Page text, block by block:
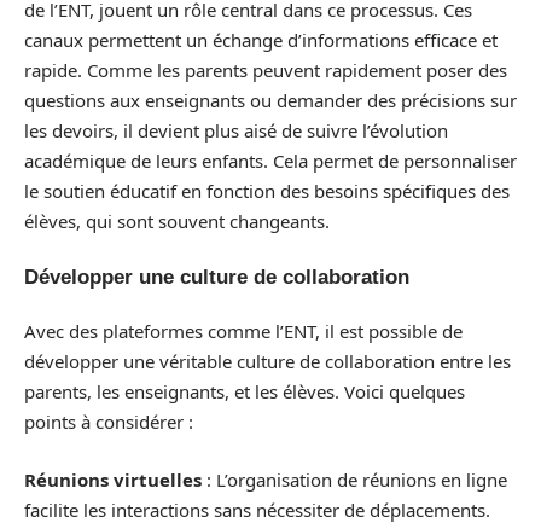
de l’ENT, jouent un rôle central dans ce processus. Ces
canaux permettent un échange d’informations efficace et
rapide. Comme les parents peuvent rapidement poser des
questions aux enseignants ou demander des précisions sur
les devoirs, il devient plus aisé de suivre l’évolution
académique de leurs enfants. Cela permet de personnaliser
le soutien éducatif en fonction des besoins spécifiques des
élèves, qui sont souvent changeants.
Développer une culture de collaboration
Avec des plateformes comme l’ENT, il est possible de
développer une véritable culture de collaboration entre les
parents, les enseignants, et les élèves. Voici quelques
points à considérer :
Réunions virtuelles : L’organisation de réunions en ligne
facilite les interactions sans nécessiter de déplacements.